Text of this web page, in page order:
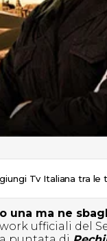
Tv Italiana tra
una ma ne
ufficiali del